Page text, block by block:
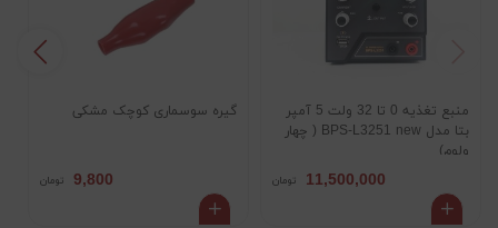
منبع تغذیه 0 تا 32 ولت 5 آمپر
بتا مدل BPS-L3251 new ( چهار
ولوم)
11,500,000 تومان
گیره سوسماری کوچک مشکی
9,800 تومان